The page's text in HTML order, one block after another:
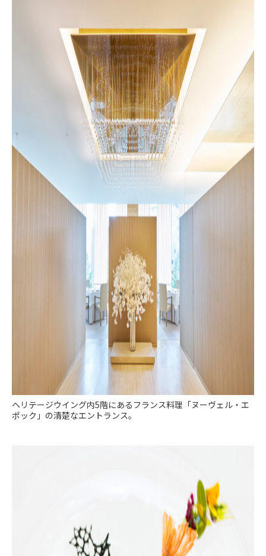
ヘリテージウイング内5階にあるフランス料理「ヌーヴェル・エ
ポック」の清楚なエントランス。